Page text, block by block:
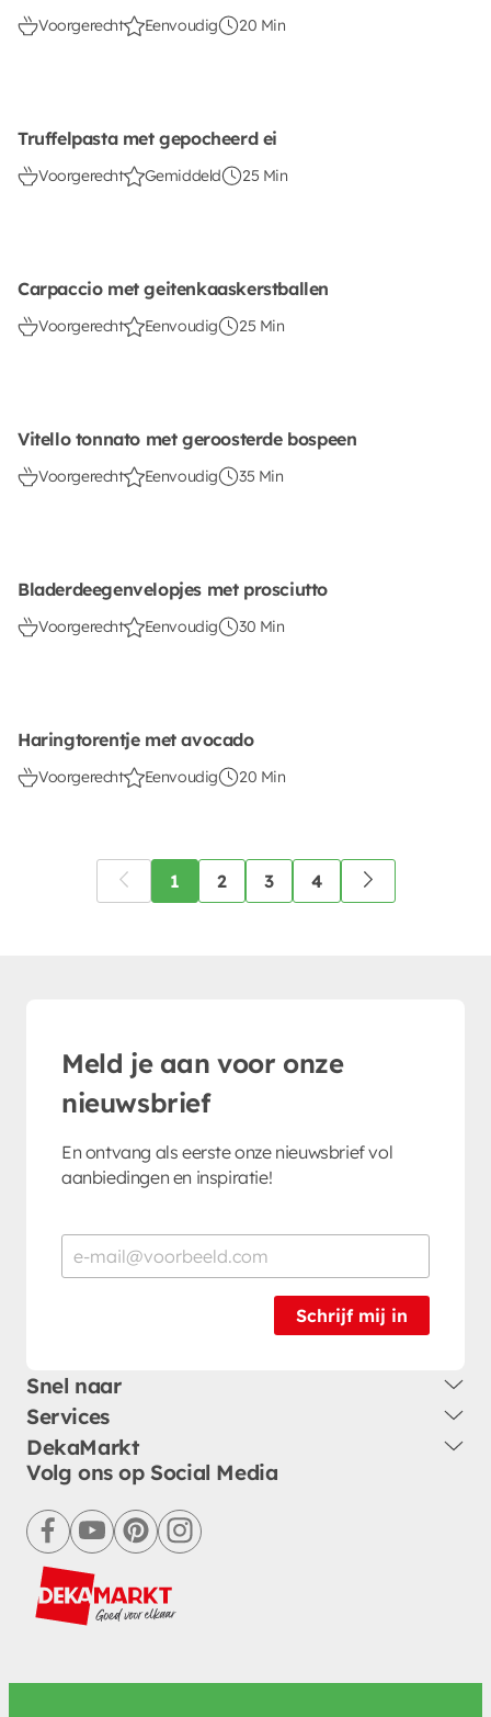
Voorgerecht Eenvoudig 20 Min
Truffelpasta met gepocheerd ei
Voorgerecht Gemiddeld 25 Min
Carpaccio met geitenkaaskerstballen
Voorgerecht Eenvoudig 25 Min
Vitello tonnato met geroosterde bospeen
Voorgerecht Eenvoudig 35 Min
Bladerdeegenvelopjes met prosciutto
Voorgerecht Eenvoudig 30 Min
Haringtorentje met avocado
Voorgerecht Eenvoudig 20 Min
1 2 3 4
Meld je aan voor onze
nieuwsbrief
En ontvang als eerste onze nieuwsbrief vol
aanbiedingen en inspiratie!
Schrijf mij in
Snel naar
Services
DekaMarkt
Volg ons op Social Media
facebookyoutubepinterestinstagram